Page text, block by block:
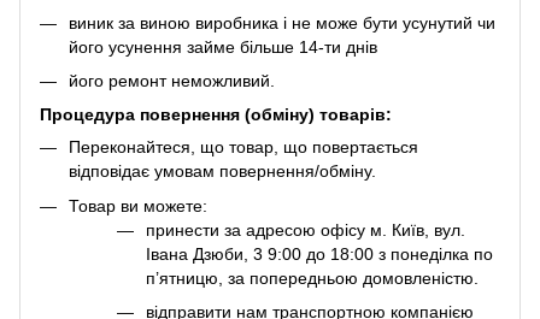
виник за виною виробника і не може бути усунутий чи
його усунення займе більше 14-ти днів
його ремонт неможливий.
Процедура повернення (обміну) товарів:
Переконайтеся, що товар, що повертається
відповідає умовам повернення/обміну.
Товар ви можете:
принести за адресою офісу м. Київ, вул.
Івана Дзюби, 3 9:00 до 18:00 з понеділка по
п’ятницю, за попередньою домовленістю.
відправити нам транспортною компанією